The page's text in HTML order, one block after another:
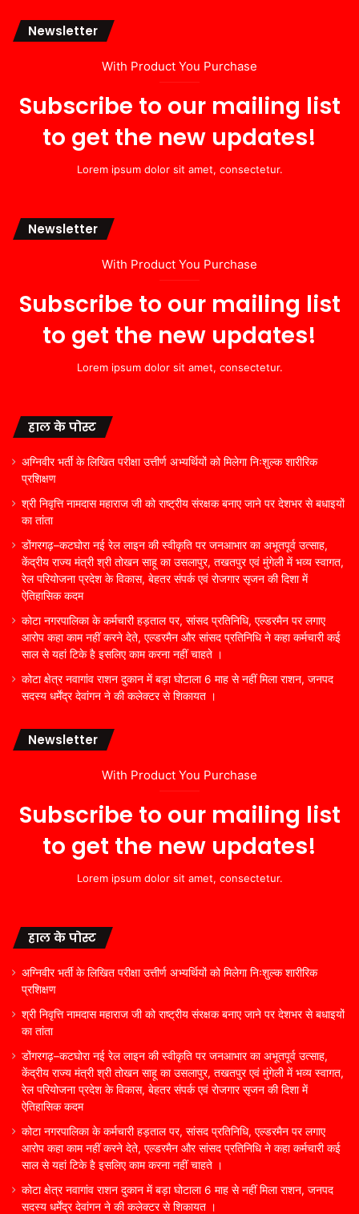
Newsletter
With Product You Purchase
Subscribe to our mailing list
to get the new updates!
Lorem ipsum dolor sit amet, consectetur.
Newsletter
With Product You Purchase
Subscribe to our mailing list
to get the new updates!
Lorem ipsum dolor sit amet, consectetur.
हाल के पोस्ट
अग्निवीर भर्ती के लिखित परीक्षा उत्तीर्ण अभ्यर्थियों को मिलेगा निःशुल्क शारीरिक
प्रशिक्षण
श्री निवृत्ति नामदास महाराज जी को राष्ट्रीय संरक्षक बनाए जाने पर देशभर से बधाइयों
का तांता
डोंगरगढ़–कटघोरा नई रेल लाइन की स्वीकृति पर जनआभार का अभूतपूर्व उत्साह,
केंद्रीय राज्य मंत्री श्री तोखन साहू का उसलापुर, तखतपुर एवं मुंगेली में भव्य स्वागत,
रेल परियोजना प्रदेश के विकास, बेहतर संपर्क एवं रोजगार सृजन की दिशा में
ऐतिहासिक कदम
कोटा नगरपालिका के कर्मचारी हड़ताल पर, सांसद प्रतिनिधि, एल्डरमैन पर लगाए
आरोप कहा काम नहीं करने देते, एल्डरमैन और सांसद प्रतिनिधि ने कहा कर्मचारी कई
साल से यहां टिके है इसलिए काम करना नहीं चाहते ।
कोटा क्षेत्र नवागांव राशन दुकान में बड़ा घोटाला 6 माह से नहीं मिला राशन, जनपद
सदस्य धर्मेंद्र देवांगन ने की कलेक्टर से शिकायत ।
Newsletter
With Product You Purchase
Subscribe to our mailing list
to get the new updates!
Lorem ipsum dolor sit amet, consectetur.
हाल के पोस्ट
अग्निवीर भर्ती के लिखित परीक्षा उत्तीर्ण अभ्यर्थियों को मिलेगा निःशुल्क शारीरिक
प्रशिक्षण
श्री निवृत्ति नामदास महाराज जी को राष्ट्रीय संरक्षक बनाए जाने पर देशभर से बधाइयों
का तांता
डोंगरगढ़–कटघोरा नई रेल लाइन की स्वीकृति पर जनआभार का अभूतपूर्व उत्साह,
केंद्रीय राज्य मंत्री श्री तोखन साहू का उसलापुर, तखतपुर एवं मुंगेली में भव्य स्वागत,
रेल परियोजना प्रदेश के विकास, बेहतर संपर्क एवं रोजगार सृजन की दिशा में
ऐतिहासिक कदम
कोटा नगरपालिका के कर्मचारी हड़ताल पर, सांसद प्रतिनिधि, एल्डरमैन पर लगाए
आरोप कहा काम नहीं करने देते, एल्डरमैन और सांसद प्रतिनिधि ने कहा कर्मचारी कई
साल से यहां टिके है इसलिए काम करना नहीं चाहते ।
कोटा क्षेत्र नवागांव राशन दुकान में बड़ा घोटाला 6 माह से नहीं मिला राशन, जनपद
सदस्य धर्मेंद्र देवांगन ने की कलेक्टर से शिकायत ।